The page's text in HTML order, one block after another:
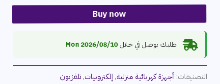
Buy now
طلبك يوصل في خلال2026/08/10 Mon
التصنيفات:أجهزة كهربائية منزلية, إلكترونيات,تلفزيون